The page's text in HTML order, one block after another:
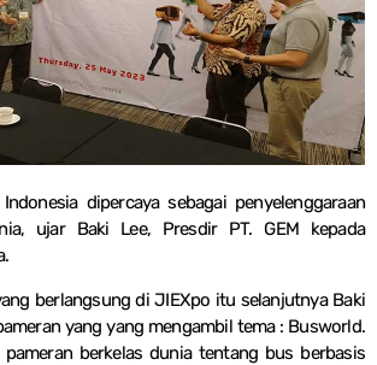
dipercaya sebagai penyelenggaraan
ujar Baki Lee, Presdir PT. GEM kepada
berlangsung di JIEXpo itu selanjutnya Baki
yang yang mengambil tema : Busworld.
pameran berkelas dunia tentang bus berbasis